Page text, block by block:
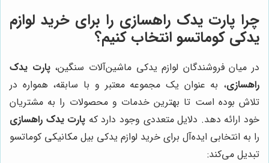
چرا پارت یدک راهسازی را برای خرید لوازم
یدکی کوماتسو انتخاب کنیم؟
در میان فروشندگان لوازم یدکی ماشین‌آلات سنگین،پارت یدک
راهسازی، به عنوان یک مجموعه معتبر و با سابقه، همواره در
تلاش بوده است تا بهترین خدمات و محصولات را به مشتریان
خود ارائه دهد. دلایل متعددی وجود دارد که پارت یدک راهسازی
را به انتخابی ایده‌آل برای خرید لوازم یدکی بیل مکانیکی کوماتسو
تبدیل می‌کند: